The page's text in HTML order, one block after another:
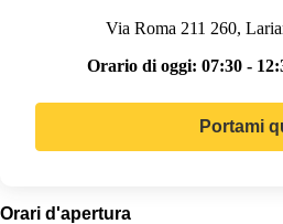
Via Roma 211 260,
Orario di oggi: 07:30 -
Portami
Orari d'apertura